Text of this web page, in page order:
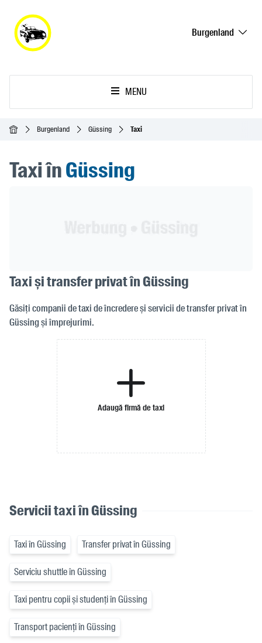
Burgenland
MENU
Acasă Burgenland Güssing Taxi
Taxi înGüssing
Taxi și transfer privat în Güssing
Găsiți companii de taxi de încredere și servicii de transfer privat în
Güssing și împrejurimi.
Adaugă firmă de taxi
Servicii taxi în Güssing
Taxi în Güssing Transfer privat în Güssing
Serviciu shuttle în Güssing
Taxi pentru copii și studenți în Güssing
Transport pacienți în Güssing